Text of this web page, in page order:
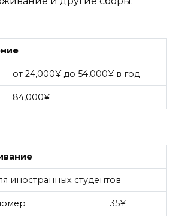
от 24,000¥ до 54,000¥ в год
84,000¥
иностранных студентов
35¥